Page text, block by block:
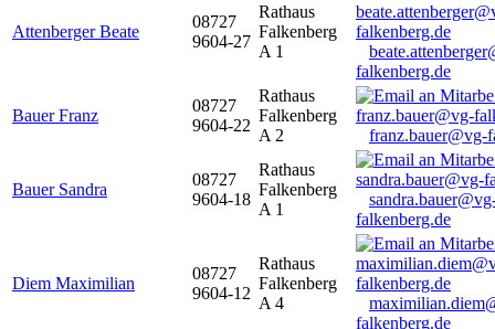
Attenberger Beate
08727
9604-27
Rathaus
Falkenberg
A 1
falkenberg.de
Bauer Franz
08727
9604-22
Rathaus
Falkenberg
A 2
franz.bauer@vg-
Bauer Sandra
08727
9604-18
Rathaus
Falkenberg
A 1
falkenberg.de
Diem Maximilian
08727
9604-12
Rathaus
Falkenberg
A 4
falkenberg.de